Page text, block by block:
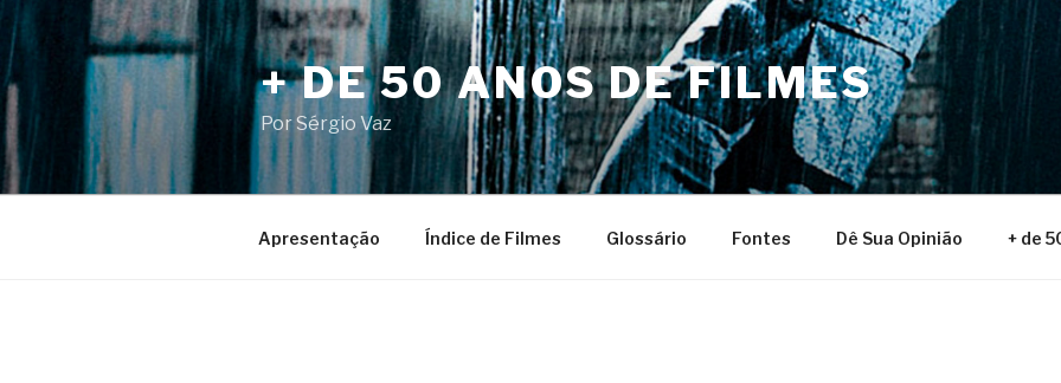
para
o
conteúdo
+ DE 50 ANOS DE FILMES
Por Sérgio Vaz
Apresentação Índice de Filmes Glossário Fontes Dê Sua Opinião + de